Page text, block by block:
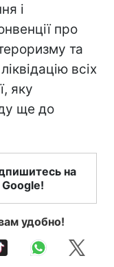
і
про
та
всіх
яку
ще до
на
удобно!